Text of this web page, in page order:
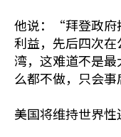
他说：“拜登政府
利益，先后四次
湾，这难道不是
么都不做，只会事
美国将维持世界